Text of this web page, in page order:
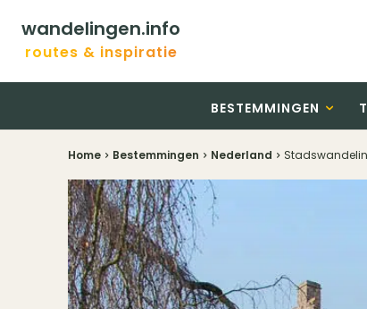
wandelingen.info
routes & inspiratie
BESTEMMINGEN
Home Bestemmingen Nederland